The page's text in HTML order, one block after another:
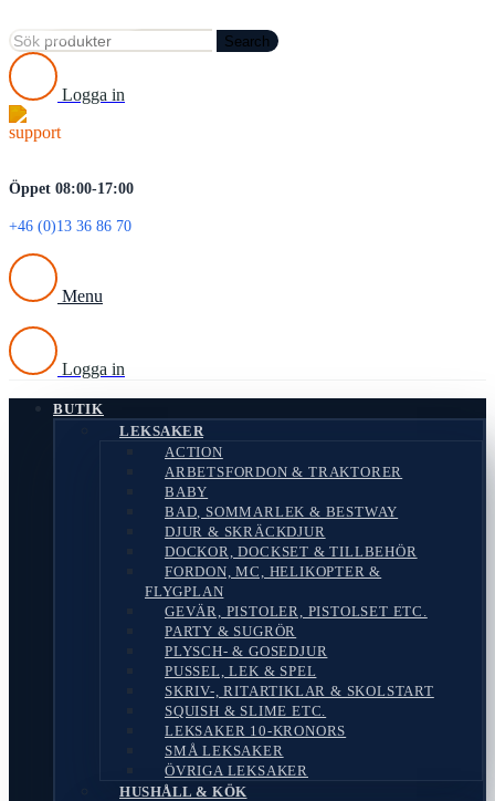
Search
Logga in
Öppet 08:00-17:00
+46 (0)13 36 86 70
Menu
Logga in
BUTIK
LEKSAKER
ACTION
ARBETSFORDON & TRAKTORER
BABY
BAD, SOMMARLEK & BESTWAY
DJUR & SKRÄCKDJUR
DOCKOR, DOCKSET & TILLBEHÖR
FORDON, MC, HELIKOPTER &
FLYGPLAN
GEVÄR, PISTOLER, PISTOLSET ETC.
PARTY & SUGRÖR
PLYSCH- & GOSEDJUR
PUSSEL, LEK & SPEL
SKRIV-, RITARTIKLAR & SKOLSTART
SQUISH & SLIME ETC.
LEKSAKER 10-KRONORS
SMÅ LEKSAKER
ÖVRIGA LEKSAKER
HUSHÅLL & KÖK